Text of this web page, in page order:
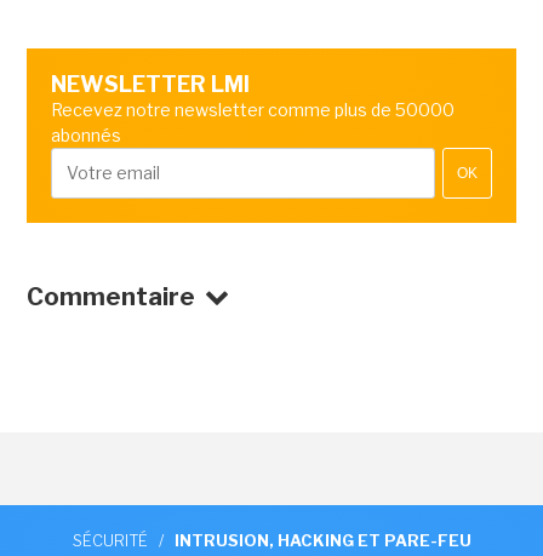
NEWSLETTER LMI
Recevez notre newsletter comme plus de 50000
abonnés
OK
Commentaire
SÉCURITÉ / INTRUSION, HACKING ET PARE-FEU